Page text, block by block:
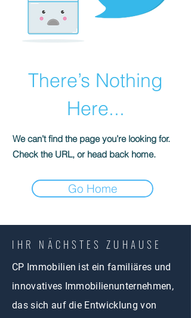
There’s Nothing
Here...
We can’t find the page you’re looking for.
Check the URL, or head back home.
Go Home
IHR NÄCHSTES ZUHAUSE
CP Immobilien ist ein familiäres und
innovatives Immobilienunternehmen,
das sich auf die Entwicklung von